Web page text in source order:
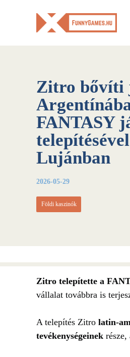
Zitro bővíti
FANTASY
Lujánban
2026-05-29
Földi kaszinók
Zitro telepítette a
vállalat továbbra is
A telepítés Zitro latin-
tevékenységeinek